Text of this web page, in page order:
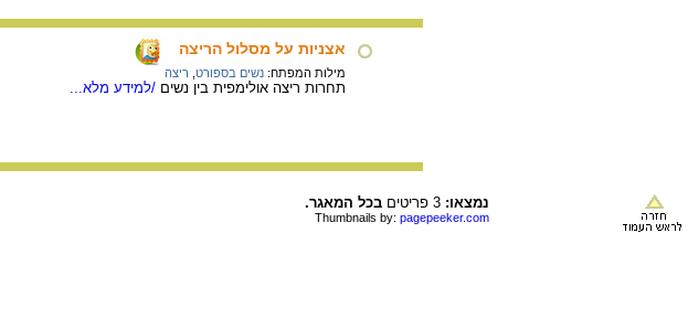
אצניות על מסלול הריצה
מילות המפתח: נשים בספורט ריצה
תחרות ריצה אולימפית בין נשים /למידע מלא...
נמצאו: בכל המאגר.
Thumbnails by: pagepeeker.com